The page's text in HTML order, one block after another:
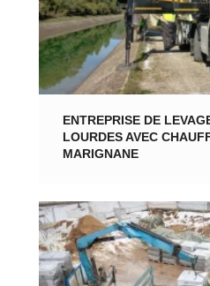
ENTREPRISE DE
LOURDES AVEC
MARIGNANE